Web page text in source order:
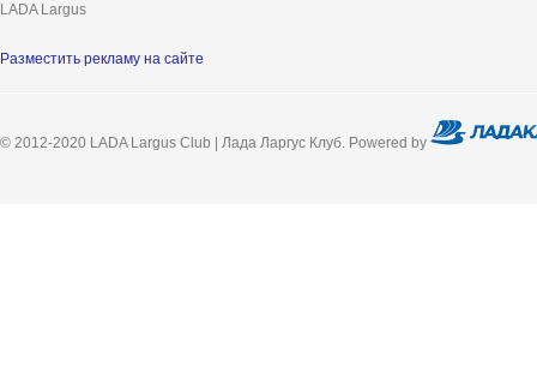
LADA Largus
Разместить рекламу на сайте
© 2012-2020 LADA Largus Club | Лада Ларгус Клуб. Powered by